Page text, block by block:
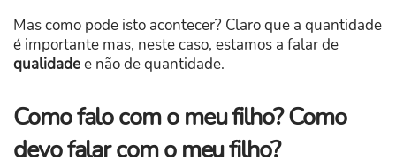
Mas como pode isto acontecer? Claro que a quantidade
é importante mas, neste caso, estamos a falar de
qualidadee não de quantidade.
Como falo com o meu filho? Como
devo falar com o meu filho?